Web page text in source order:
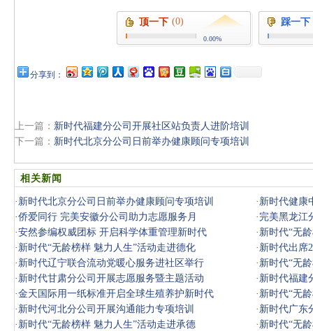
顶一下 (0)
0.00%
踩一下
分享到：
上一篇： 新时代福建分公司开展社区站负责人进阶培训
下一篇： 新时代北京分公司日前举办健康顾问专项培训
相关新闻
· 新时代北京分公司日前举办健康顾问专项培训 · 新时代健康
·侨爱同行 完美安徽分公司助力志愿服务月 · 完美黑龙江
·安然参编权威团标 开启科学体重管理新时代 · 新时代“无
· 新时代“无龄榜样 魅力人生”活动走进德化 · 新时代出席
· 新时代辽宁联合流动党暖心服务进社区举行 · 新时代“无
· 新时代甘肃分公司开展志愿服务暨主题活动 · 新时代福建
·金天国际用一纸标准开启全球生殖养护新时代 · 新时代“无
· 新时代河北分公司开展沟通能力专项培训 · 新时代广东
· 新时代“无龄榜样 魅力人生”活动走进承德 · 新时代“无